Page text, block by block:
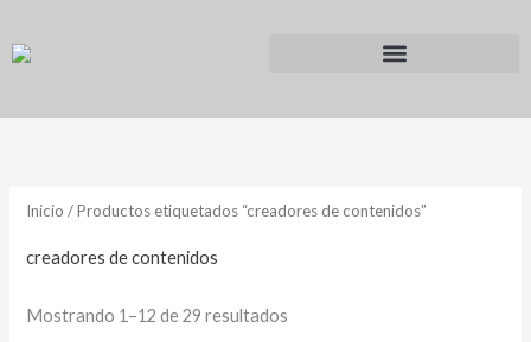
Inicio / Productos etiquetados “creadores de contenidos”
creadores de contenidos
Mostrando 1–12 de 29 resultados